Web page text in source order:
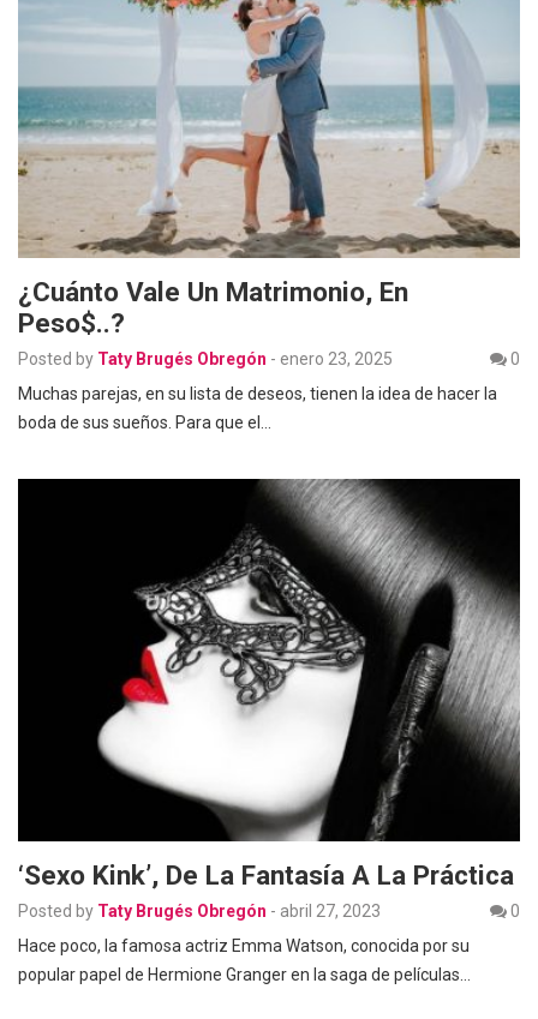
¿Cuánto Vale Un Matrimonio, En
Peso$..?
Posted by Taty Brugés Obregón - enero 23, 2025
0
Muchas parejas, en su lista de deseos, tienen la idea de hacer la
boda de sus sueños. Para que el…
‘Sexo Kink’, De La Fantasía A La Práctica
Posted by Taty Brugés Obregón - abril 27, 2023
0
Hace poco, la famosa actriz Emma Watson, conocida por su
popular papel de Hermione Granger en la saga de películas…